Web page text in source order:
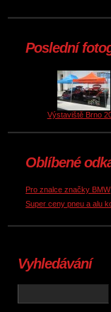
Poslední
Výstaviště Brno
Oblíbené
Pro znalce značky BMW
Super ceny pneu a alu
Vyhledávání